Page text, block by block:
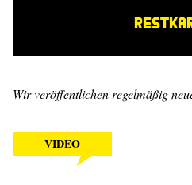
Wir veröffentlichen regelmäßig
VIDEO